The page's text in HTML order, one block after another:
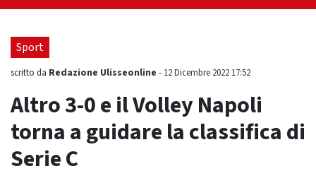
Sport
scritto da Redazione Ulisseonline - 12 Dicembre 2022 17:52
Altro 3-0 e il Volley Napoli
torna a guidare la classifica di
Serie C